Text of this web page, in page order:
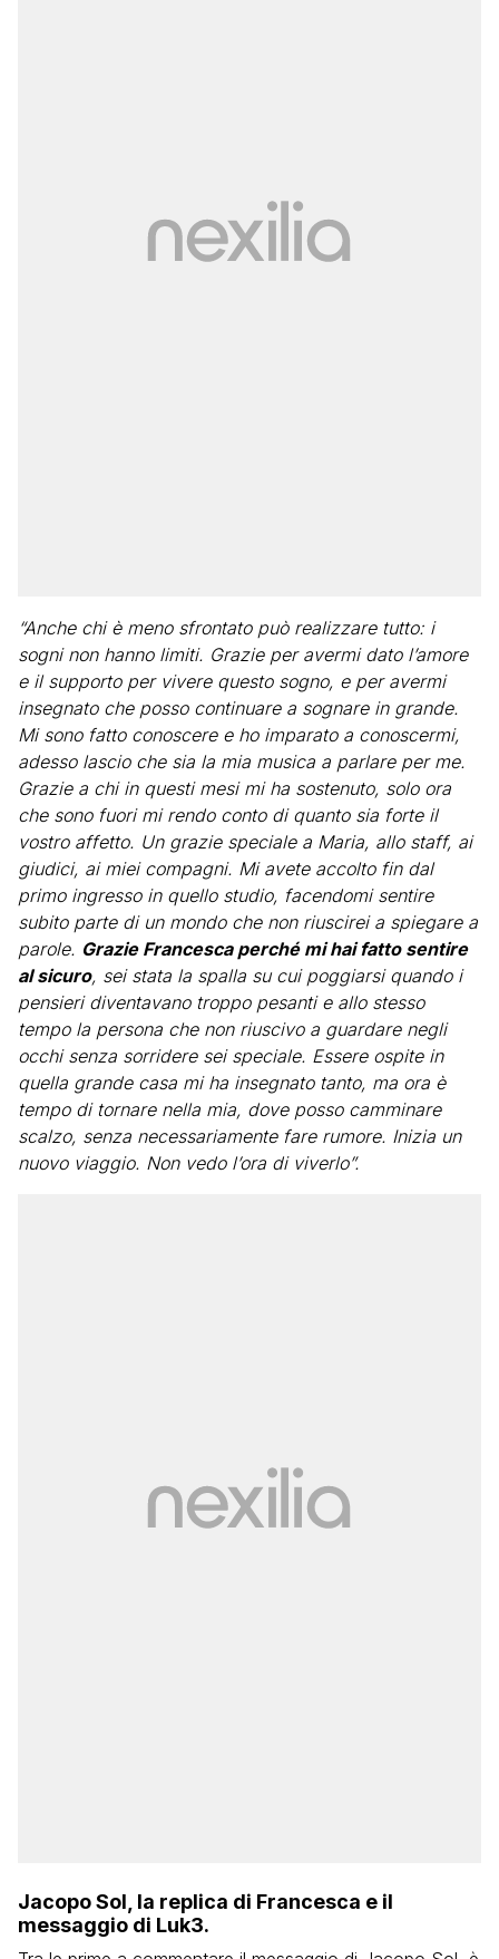
“Anche chi è meno sfrontato può realizzare tutto: i
sogni non hanno limiti. Grazie per avermi dato l’amore
e il supporto per vivere questo sogno, e per avermi
insegnato che posso continuare a sognare in grande.
Mi sono fatto conoscere e ho imparato a conoscermi,
adesso lascio che sia la mia musica a parlare per me.
Grazie a chi in questi mesi mi ha sostenuto, solo ora
che sono fuori mi rendo conto di quanto sia forte il
vostro affetto. Un grazie speciale a Maria, allo staff, ai
giudici, ai miei compagni. Mi avete accolto fin dal
primo ingresso in quello studio, facendomi sentire
subito parte di un mondo che non riuscirei a spiegare a
parole. Grazie Francesca perché mi hai fatto sentire
al sicuro, sei stata la spalla su cui poggiarsi quando i
pensieri diventavano troppo pesanti e allo stesso
tempo la persona che non riuscivo a guardare negli
occhi senza sorridere sei speciale. Essere ospite in
quella grande casa mi ha insegnato tanto, ma ora è
tempo di tornare nella mia, dove posso camminare
scalzo, senza necessariamente fare rumore. Inizia un
nuovo viaggio. Non vedo l’ora di viverlo”.
Jacopo Sol, la replica di Francesca e il
messaggio di Luk3.